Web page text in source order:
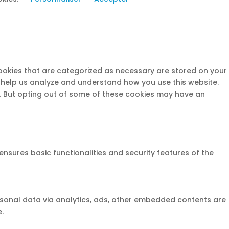
that are categorized as necessary are stored on your
us analyze and understand how you use this website.
opting out of some of these cookies may have an
basic functionalities and security features of the
data via analytics, ads, other embedded contents are